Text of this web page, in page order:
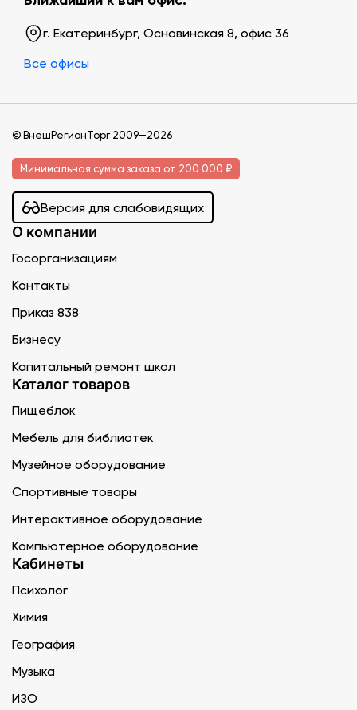
г. Екатеринбург, Основинская 8, офис 36
Все офисы
© ВнешРегионТорг 2009—2026
Минимальная сумма заказа от 200 000 ₽
Версия для слабовидящих
О компании
Госорганизациям
Контакты
Приказ 838
Бизнесу
Капитальный ремонт школ
Каталог товаров
Пищеблок
Мебель для библиотек
Музейное оборудование
Спортивные товары
Интерактивное оборудование
Компьютерное оборудование
Кабинеты
Психолог
Химия
География
Музыка
ИЗО